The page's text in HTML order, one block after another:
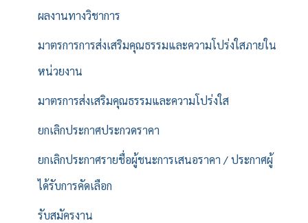
ผลงานทางวิชาการ
มาตรการการส่งเสริมคุณธรรมและความโปร่งใสภายใน
หน่วยงาน
มาตรการส่งเสริมคุณธรรมและความโปร่งใส
ยกเลิกประกาศประกวดราคา
ยกเลิกประกาศรายชื่อผู้ชนะการเสนอราคา / ประกาศผู้
ได้รับการคัดเลือก
รับสมัครงาน